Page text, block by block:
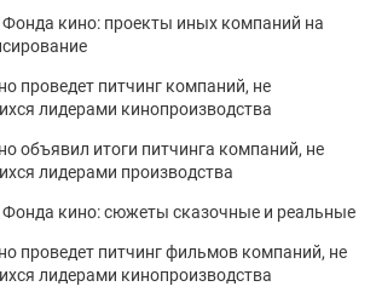
Фонда кино: проекты иных компаний на
проведет питчинг компаний, не
лидерами кинопроизводства
объявил итоги питчинга компаний, не
лидерами производства
Фонда кино: сюжеты сказочные и реальные
проведет питчинг фильмов компаний, не
лидерами кинопроизводства